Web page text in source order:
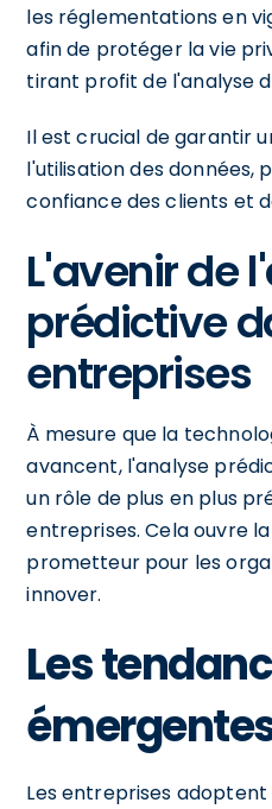
les réglementations en
afin de protéger la vie
tirant profit de l'analyse
Il est crucial de garantir
l'utilisation des données,
confiance des clients et
L'avenir de
prédictive
entreprises
À mesure que la
avancent, l'analyse
un rôle de plus en plus
entreprises. Cela ouvre
prometteur pour les
innover.
Les
Les entreprises